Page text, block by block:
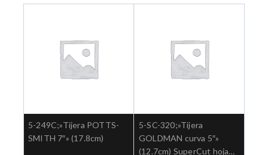
5-249C;»Tijera POTTS-
SMITH 7″» (17.8cm)
5-SC-320;»Tijera
GOLDMAN curva 5″»
(12.7cm) SuperCut hoja